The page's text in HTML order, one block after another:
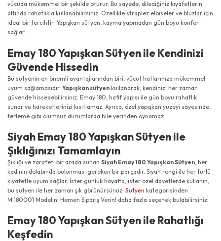
vücuda mükemmel bir şekilde oturur. Bu sayede, dilediğiniz kıyafetlerin
altında rahatlıkla kullanabilirsiniz. Özellikle straplez elbiseler ve bluzlar için
ideal bir tercihtir. Yapışkan sütyen, kayma yapmadan gün boyu konfor
sağlar.
Emay 180 Yapışkan Sütyen ile Kendinizi
Güvende Hissedin
Bu sütyenin en önemli avantajlarından biri, vücut hatlarınıza mükemmel
uyum sağlamasıdır. Yapışkan sütyen kullanarak, kendinizi her zaman
güvende hissedebilirsiniz. Emay 180, hafif yapısı ile gün boyu rahatlık
sunar ve hareketlerinizi kısıtlamaz. Ayrıca, özel yapışkan yüzeyi sayesinde,
terleme gibi olumsuz durumlarda bile yerinden oynamaz.
Siyah Emay 180 Yapışkan Sütyen ile
Şıklığınızı Tamamlayın
Şıklığı ve zarafeti bir arada sunan Siyah Emay 180 Yapışkan Sütyen , her
kadının dolabında bulunması gereken bir parçadır. Siyah rengi ile her türlü
kıyafetle uyum sağlar. İster günlük hayatta, ister özel davetlerde kullanın,
bu sütyen ile her zaman şık görünürsünüz. Sütyen kategorisinden
MI180001 Modelini Hemen Sipariş Verin! daha fazla seçenek bulabilirsiniz.
Emay 180 Yapışkan Sütyen ile Rahatlığı
Keşfedin